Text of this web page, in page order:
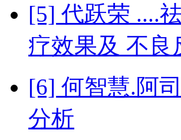
[5] 代跃荣 ....
疗效果及 不良
[6] 何智慧.阿
分析